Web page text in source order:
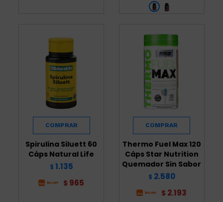
Spirulina Siluett 60
Cáps Natural Life
$ 1.135
$ 965
Thermo Fuel Max 120
Cáps Star Nutrition
Quemador Sin Sabor
$ 2.580
$ 2.193